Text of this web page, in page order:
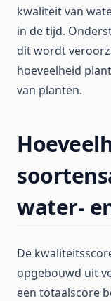
kwaliteit van
in de tijd.
dit wordt
hoeveelheid
van planten.
water-
De
opgebouwd uit
een totaalscore